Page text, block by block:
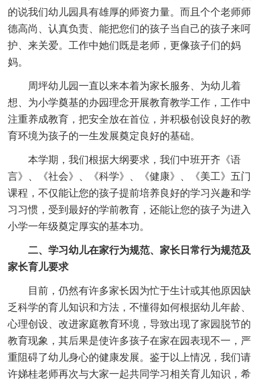
的说我们幼儿园具有雄厚的师资力量。而且个个老师师
德高尚、认真负责、能把您们的孩子当自己的孩子来呵
护、来关爱。工作中她们既是老师，更像孩子们的妈
妈。
周坪幼儿园一直以来本着为家长服务、为幼儿着
想、为小学奠基的办园理念开展教育教学工作，工作中
注重养成教育，把安全放在首位，并积极创设良好的教
育环境为孩子的一生发展奠定良好的基础。
本学期，我们根据大纲要求，我们中班开齐《语
言》、《社会》、《科学》、《健康》、《美工》五门
课程，不仅能让您的孩子提前培养良好的学习兴趣和学
习习惯，受到最好的学前教育，还能让您的孩子为进入
小学一年级奠定厚实的基本功。
二、学习幼儿在家行为规范、家长日常行为规范及
家长育儿要求
目前，仍然有许多家长因为忙于生计或其他原因缺
乏科学的育儿知识和方法，不懂得如何根据幼儿年龄、
心理创设、改进家庭教育环境，导致出现了家园脱节的
教育现象，其后果是使许多孩子在家在园表现不一，严
重阻碍了幼儿身心的健康发展。鉴于以上情况，我们请
许娣桂老师再次与大家一起共同学习相关育儿知识，希